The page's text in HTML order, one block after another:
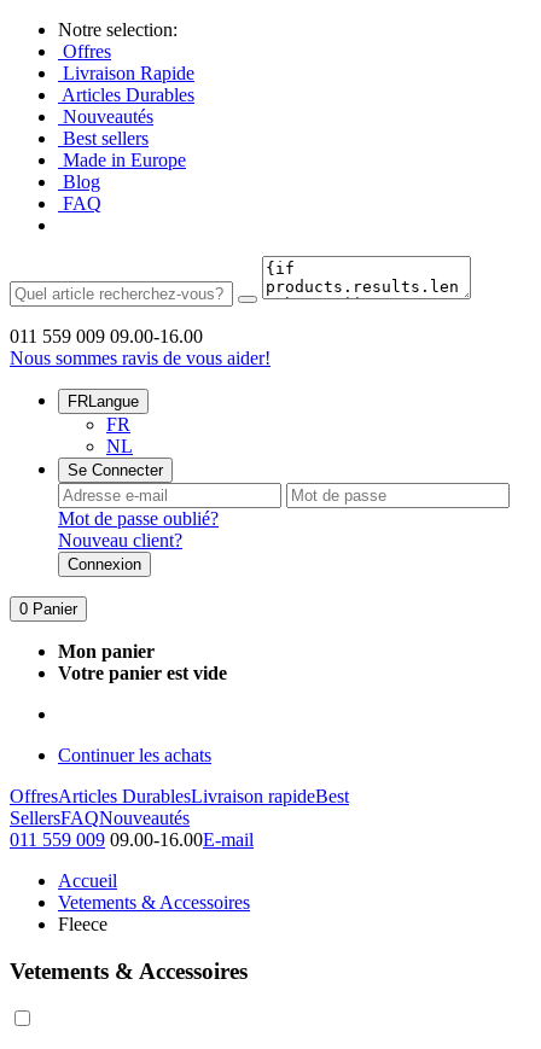
Notre selection:
Offres
Livraison Rapide
Articles Durables
Nouveautés
Best sellers
Made in Europe
Blog
FAQ
011 559 009 09.00-16.00
Nous sommes ravis de vous aider!
FRLangue
FR
NL
Se Connecter
Mot de passe oublié?
Nouveau client?
Connexion
0 Panier
Mon panier
Votre panier est vide
Continuer les achats
OffresArticles DurablesLivraison rapideBest
SellersFAQNouveautés
011 559 009 09.00-16.00E-mail
Accueil
Vetements & Accessoires
Fleece
Vetements & Accessoires